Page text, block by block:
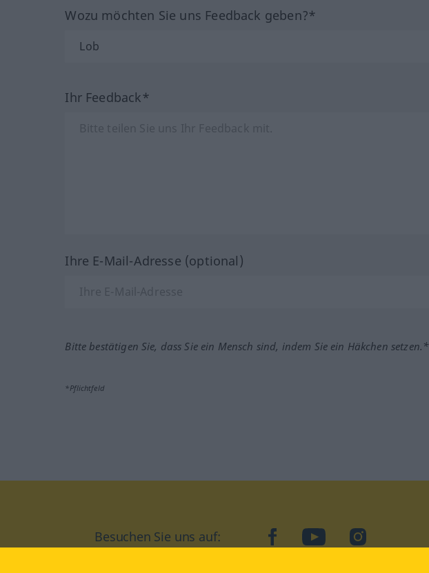
Wozu möchten Sie uns Feedback geben?*
Ihr Feedback*
Ihre E-Mail-Adresse (optional)
Bitte bestätigen Sie, dass Sie ein Mensch sind, indem Sie ein Häkchen setzen.*
*Pflichtfeld
Besuchen Sie uns auf: facebookYouTubeInstagram